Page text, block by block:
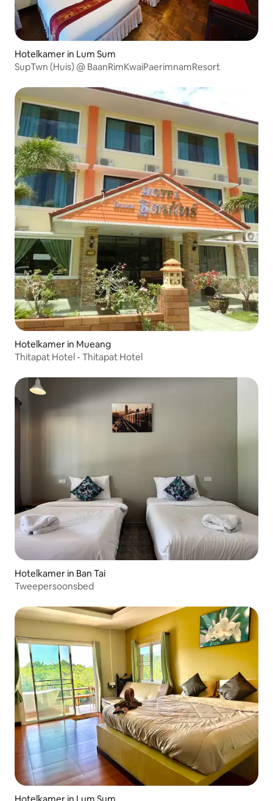
Hotelkamer in Lum Sum
SupTwn (Huis) @ BaanRimKwaiPaerimnamResort
Hotelkamer in Mueang
Thitapat Hotel - Thitapat Hotel
Hotelkamer in Ban Tai
Tweepersoonsbed
Hotelkamer in Lum Sum